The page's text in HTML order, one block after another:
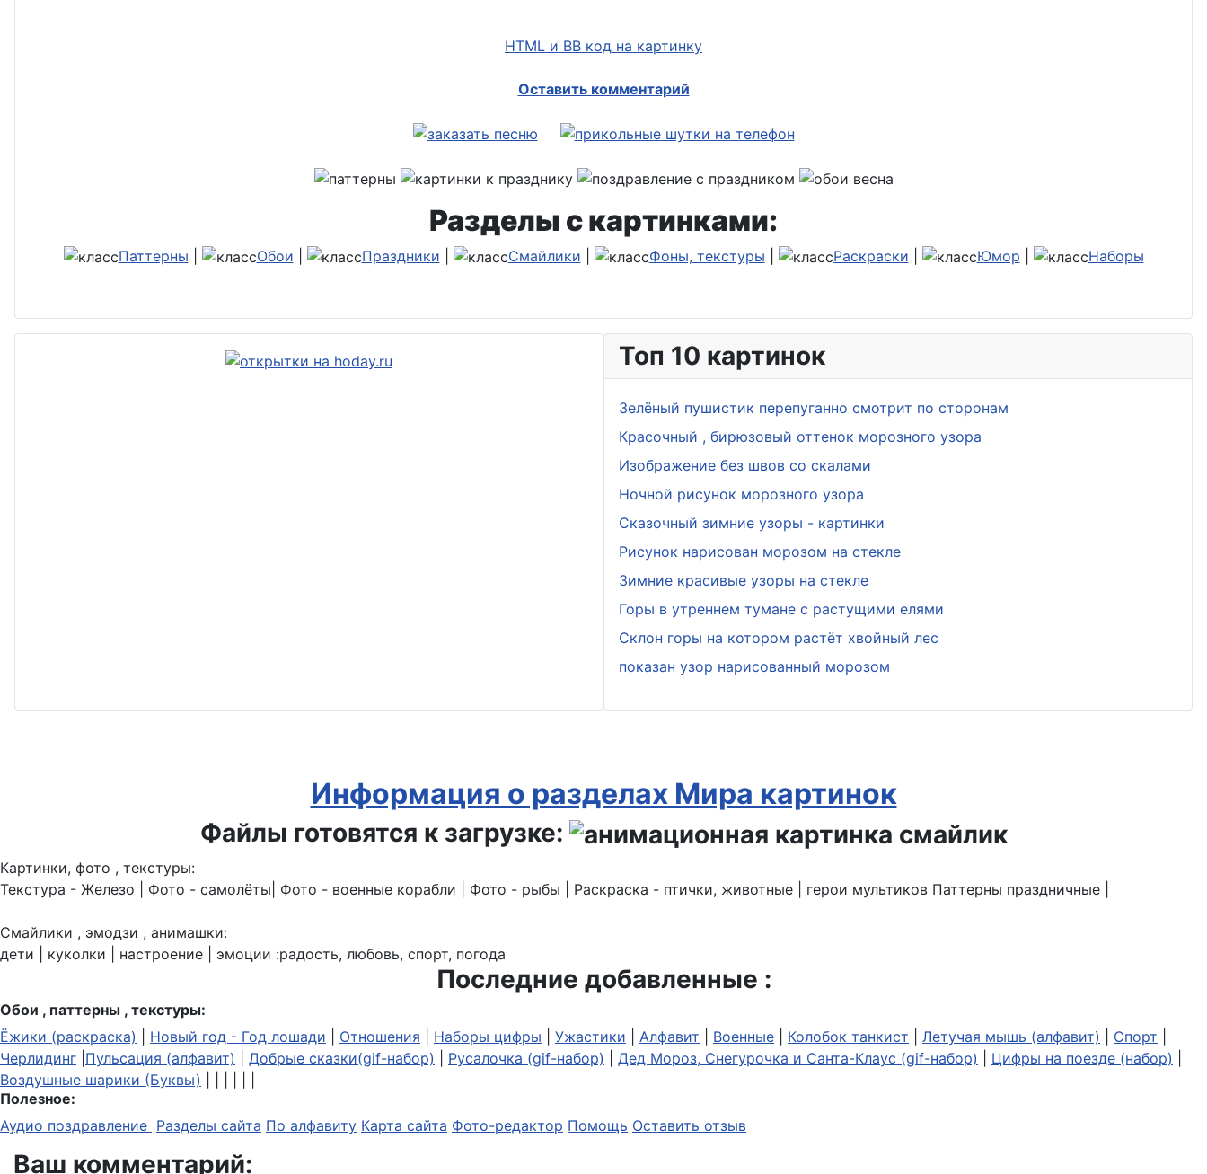
HTML и BB код на картинку
Оставить комментарий
Разделы с картинками:
Паттерны Обои Праздники Смайлики Фоны, текстуры Раскраски Юмор Наборы
Топ 10 картинок
Зелёный пушистик перепуганно смотрит по сторонам
Красочный , бирюзовый оттенок морозного узора
Изображение без швов со скалами
Ночной рисунок морозного узора
Сказочный зимние узоры - картинки
Рисунок нарисован морозом на стекле
Зимние красивые узоры на стекле
Горы в утреннем тумане с растущими елями
Склон горы на котором растёт хвойный лес
показан узор нарисованный морозом
Информация о разделах Мира картинок
Файлы готовятся к загрузке:
Картинки, фото , текстуры:
Текстура - Железо | Фото - самолёты| Фото - военные корабли | Фото - рыбы | Раскраска - птички, животные | герои мультиков Паттерны праздничные |
Смайлики , эмодзи , анимашки:
дети | куколки | настроение | эмоции :радость, любовь, спорт, погода
Последние добавленные :
Обои , паттерны , текстуры:
Ёжики (раскраска)
Новый год - Год лошади Отношения Наборы цифры Ужастики Алфавит Военные Колобок танкист Летучая мышь (алфавит) Спорт
Черлидинг Пульсация (алфавит) Добрые сказки(gif-набор) Русалочка (gif-набор) Дед Мороз, Снегурочка и Санта-Клаус (gif-набор) Цифры на поезде (набор)
Воздушные шарики (Буквы)
Полезное:
Аудио поздравление Разделы сайта По алфавиту Карта сайта Фото-редактор Помощь Оставить отзыв
Ваш комментарий: